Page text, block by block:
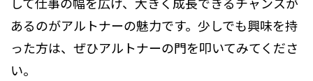
あるのがアルトナーの魅力です。少しでも興味を持
った方は、ぜひアルトナーの門を叩いてみてくださ
い。